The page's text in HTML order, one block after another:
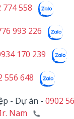
774 558
993 226
170 239
556 648
- Dự án - 0902
Nam